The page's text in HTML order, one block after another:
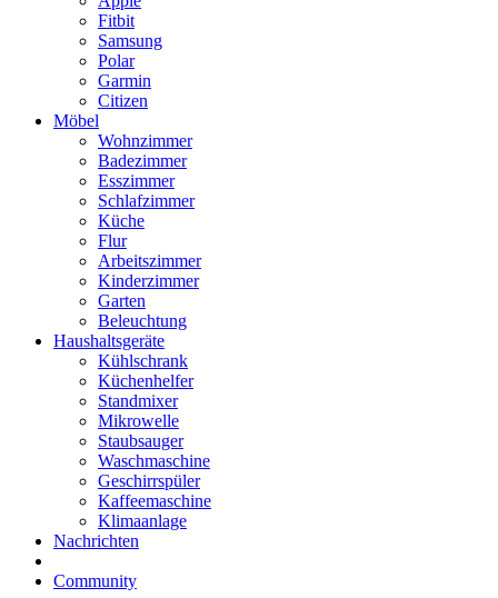
Fitbit
Samsung
Polar
Garmin
Citizen
Möbel
Wohnzimmer
Badezimmer
Esszimmer
Schlafzimmer
Küche
Flur
Arbeitszimmer
Kinderzimmer
Garten
Beleuchtung
Haushaltsgeräte
Kühlschrank
Küchenhelfer
Standmixer
Mikrowelle
Staubsauger
Waschmaschine
Geschirrspüler
Kaffeemaschine
Klimaanlage
Nachrichten
Community